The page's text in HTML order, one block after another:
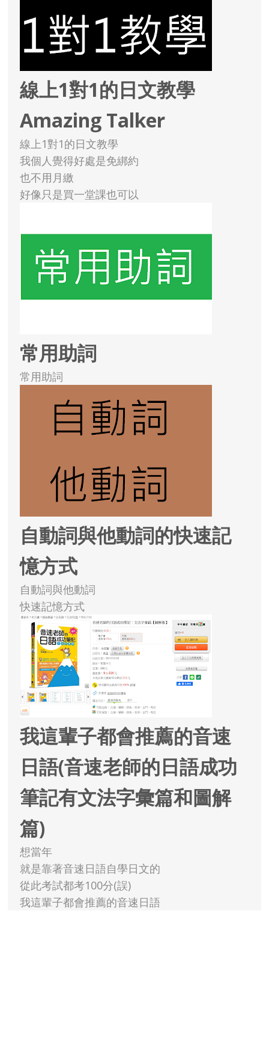
線上1對1的日文教學
Amazing Talker
線上1對1的日文教學
我個人覺得好處是免綁約
也不用月繳
好像只是買一堂課也可以
常用助詞
常用助詞
自動詞與他動詞的快速記
憶方式
自動詞與他動詞
快速記憶方式
我這輩子都會推薦的音速
日語(音速老師的日語成功
筆記有文法字彙篇和圖解
篇)
想當年
就是靠著音速日語自學日文的
從此考試都考100分(誤)
我這輩子都會推薦的音速日語